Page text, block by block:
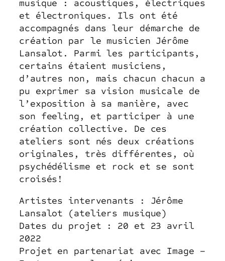
musique : acoustiques, électriques
et électroniques. Ils ont été
accompagnés dans leur démarche de
création par le musicien Jérôme
Lansalot. Parmi les participants,
certains étaient musiciens,
d’autres non, mais chacun chacun a
pu exprimer sa vision musicale de
l’exposition à sa manière, avec
son feeling, et participer à une
création collective. De ces
ateliers sont nés deux créations
originales, très différentes, où
psychédélisme et rock et se sont
croisés!
Artistes intervenants : Jérôme
Lansalot (ateliers musique)
Dates du projet : 20 et 23 avril
2022
Projet en partenariat avec Image –